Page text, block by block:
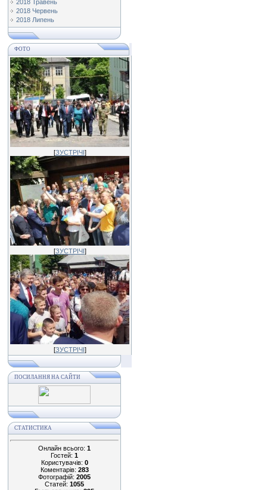
2018 Травень
2018 Червень
2018 Липень
ФОТО
[ЗУСТРІЧІ]
[ЗУСТРІЧІ]
[ЗУСТРІЧІ]
ПОСИЛАННЯ НА САЙТИ
СТАТИСТИКА
Онлайн всього: 1
Гостей: 1
Користувачів: 0
Коментарів: 283
Фотографій: 2005
Статей: 1055